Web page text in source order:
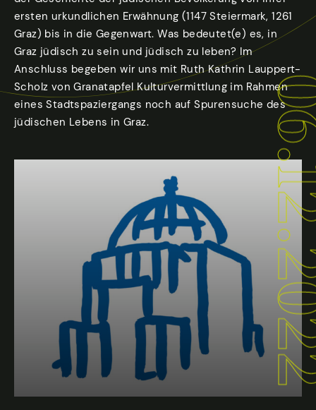
ersten urkundlichen Erwähnung (1147 Steiermark, 1261
Graz) bis in die Gegenwart. Was bedeutet(e) es, in
Graz jüdisch zu sein und jüdisch zu leben? Im
Anschluss begeben wir uns mit Ruth Kathrin Lauppert-
Scholz von Granatapfel Kulturvermittlung im Rahmen
eines Stadtspaziergangs noch auf Spurensuche des
jüdischen Lebens in Graz.